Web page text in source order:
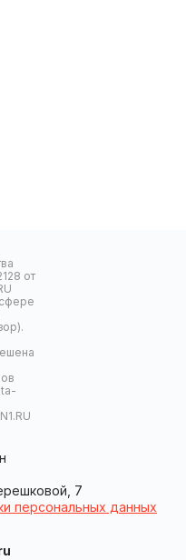
от
7
персональных данных